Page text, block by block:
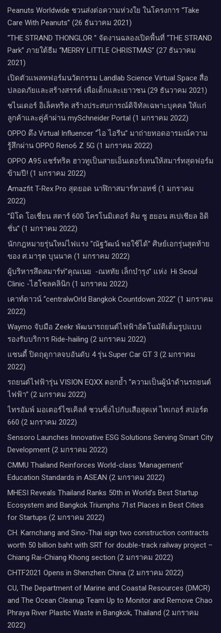
Peanuts Worldwide ชวนส่งต่อความห่วงใย​ ​ในโครงการ “Take
Care With Peanuts” (26 ธันวาคม 2021)
“THE STRAND THONGLOR ” จัดงานฉลองเปิดพื้นที่ “THE STRAND
Park” ภายใต้ธีม “MERRY LITTLE CHRISTMAS” (27 ธันวาคม
2021)
เปิดตัวแพลทฟอร์มนวัตกรรม Landlab Science Virtual Space สื่อ
ปลอดภัยและสร้างสรรค์ เพื่อเด็กและเยาวชน (29 ธันวาคม 2021)
ชไนเดอร์ อิเล็คทริค สร้างประสบการณ์ดิจิทัลเฉพาะบุคคล ให้แก่
ลูกค้าและคู่ค้าผ่าน mySchneider Portal (1 มกราคม 2022)
OPPO ดึง Virtual Influencer “ไอ ไอรีน” มาถ่ายทอดอารมณ์ความ
รู้สึกผ่าน OPPO Reno6 Z 5G (1 มกราคม 2022)
OPPO A95 แชร์ทริค ฮาวทูเป็นสายเอ็นเตอร์เทนให้สมาร์ทสุดฟอร์ม
ข้ามปี! (1 มกราคม 2022)
Amazfit T-Rex Pro สุดยอด นาฬิกาสมาร์ทวอทช์ (1 มกราคม
2022)
“มิโด โอเชี่ยน สตาร์ 600 โครโนมิเตอร์ คิม ซู ฮยอน สเปเชียล อิดิ
ชั่น” (1 มกราคม 2022)
นักกฎหมายรุ่นใหม่ไฟแรง “ณัฐวัฒน์ พอใช้ได้” ศิษย์เอกรุ่นสุดท้าย
ของ ศ.มารุต บุนนาค (1 มกราคม 2022)
ผู้บริหารสึดสมาร์ท่”คุณเนย -ณหทัย เล็กบำรุง” แห่ง Hi Seoul
Clinic -ไฮโซลคลินิก (1 มกราคม 2022)
เคาท์ดาวน์​ “centralwOrld Bangkok Countdown 2022” (1 มกราคม
2022)
Waymo จับมือ Zeekr พัฒนารถยนต์ไฟฟ้าอัตโนมัติเต็มรูปแบบ
รองรับบริการ Ride-hailing (2 มกราคม 2022)
แซนดี้ ปิดฤดูกาลจบอันดับ 4 รุ่น Super Car GT 3 (2 มกราคม
2022)
รถยนต์ไฟฟ้ารุ่น VISION EQXX ตอกย้ำ “ความเป็นผู้นำด้านรถยนต์
ไฟฟ้า” (2 มกราคม 2022)
ไทรอัมพ์ มอเตอร์ไซเคิลส์ ชวนซิ่งไปกับเสือสุดเท่ ไทเกอร์ สปอร์ต
660 (2 มกราคม 2022)
Sensoro Launches Innovative ESG Solutions Serving Smart City
Development (2 มกราคม 2022)
CMMU Thailand Reinforces World-class ‘Management’
Education Standards in ASEAN (2 มกราคม 2022)
MHESI Reveals Thailand Ranks 50th in World’s Best Startup
Ecosystem and Bangkok Triumphs 71st Places in Best Cities
for Startups (2 มกราคม 2022)
CH. Karnchang and Sino-Thai sign two construction contracts
worth 50 billion baht with SRT for double-track railway project –
Chiang Rai-Chiang Khong section (2 มกราคม 2022)
CHTF2021 Opens in Shenzhen China (2 มกราคม 2022)
CU, The Department of Marine and Coastal Resources (DMCR)
and The Ocean Cleanup Team Up to Monitor and Remove Chao
Phraya River Plastic Waste in Bangkok, Thailand (2 มกราคม
2022)